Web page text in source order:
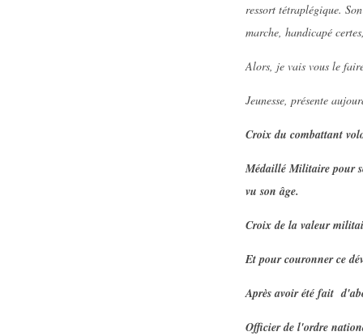
ressort tétraplégique.
marche, handicapé
Alors, je vais vous le
Jeunesse, présente
Croix du combattant
Médaillé Militaire pour
vu son âge.
Croix de la valeur
Et pour couronner ce
Après avoir été fait
Officier de l'ordre